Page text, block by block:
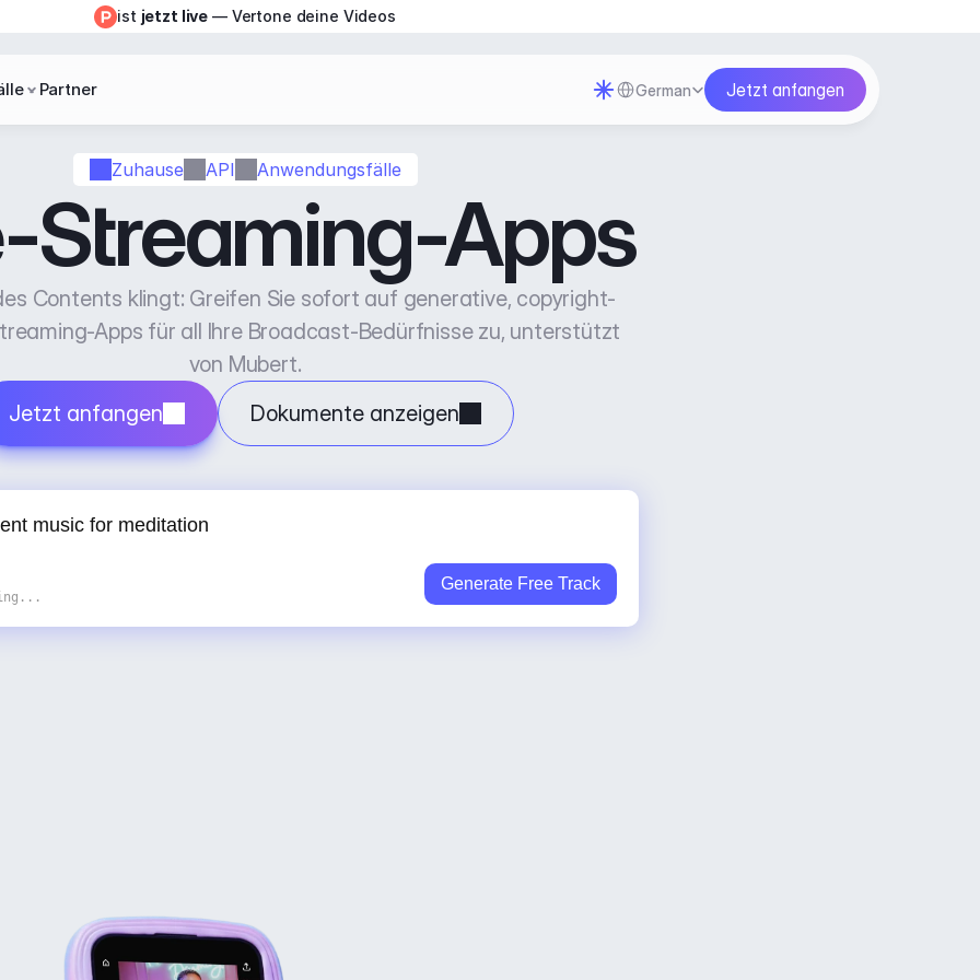
Zuhause API Anwendungsfälle
Streaming-Apps
Contents klingt: Greifen Sie sofort auf generative, copyright-
Apps für all Ihre Broadcast-Bedürfnisse zu, unterstützt
von Mubert.
Jetzt anfangen
Dokumente anzeigen
Generate Free Track
ist jetzt live — Vertone deine Videos
Partner Select Language
German Jetzt anfangen